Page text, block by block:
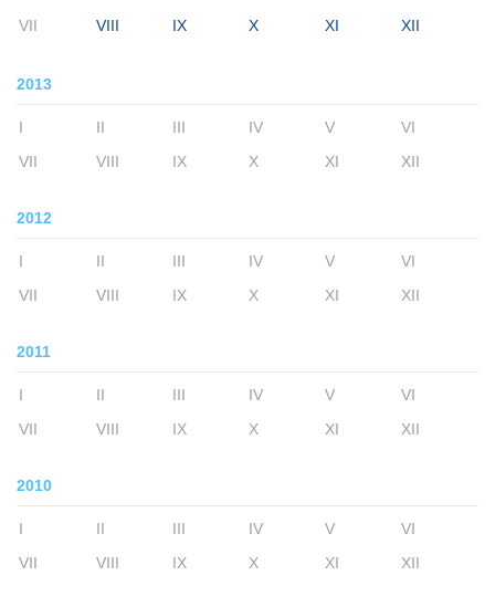
VII VIII IX X XI XII
2013
I II III IV V
VI
VII
VIII IX X XI XII
2012
I II III IV V
VI
VII
VIII IX X XI XII
2011
I II III IV V
VI
VII
VIII IX X XI XII
2010
I II III IV V
VI
VII
VIII IX X XI XII